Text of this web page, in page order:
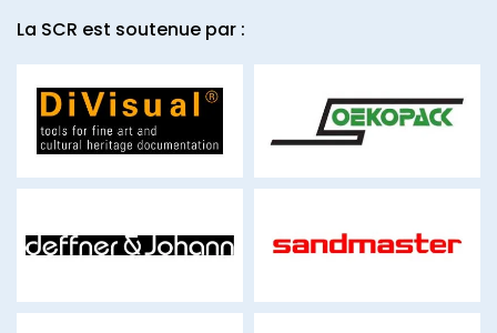
La SCR est soutenue par :
divisual.com oekopack.ch
deffner-johann.de
sandmaster-
technology.com